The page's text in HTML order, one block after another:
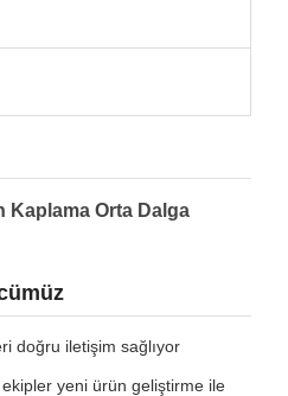
Kaplama Orta Dalga
doğru iletişim sağlıyor
yeni ürün geliştirme ile